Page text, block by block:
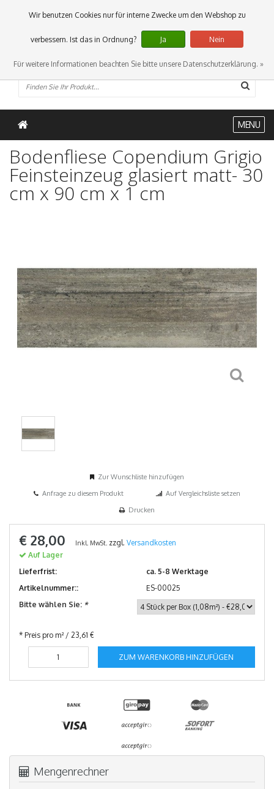
0 Artikel
MENU
Bodenfliese Copendium Grigio
Feinsteinzeug glasiert matt- 30
cm x 90 cm x 1 cm
Zur Wunschliste hinzufügen
Anfrage zu diesem Produkt
Auf Vergleichsliste setzen
Drucken
€ 28,00 Inkl. MwSt. zzgl. Versandkosten
Auf Lager
Lieferfrist:
ca. 5-8 Werktage
Artikelnummer::
ES-00025
Bitte wählen Sie: *
* Preis pro m² / 23,61 €
ZUM WARENKORB HINZUFÜGEN
Mengenrechner
Wir benutzen Cookies nur für interne Zwecke um den Webshop zu
verbessern. Ist das in Ordnung? Ja Nein
Für weitere Informationen beachten Sie bitte unsere Datenschutzerklärung. »